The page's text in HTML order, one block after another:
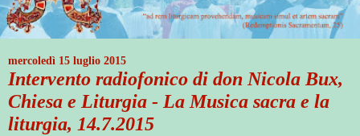
mercoledì 15 luglio 2015
Intervento radiofonico di don Nicola Bux,
Chiesa e Liturgia - La Musica sacra e la
liturgia, 14.7.2015